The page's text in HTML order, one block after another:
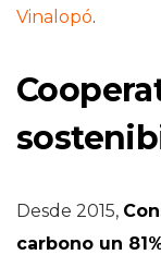
Vinalopó.
Desde 2015,
carbono un